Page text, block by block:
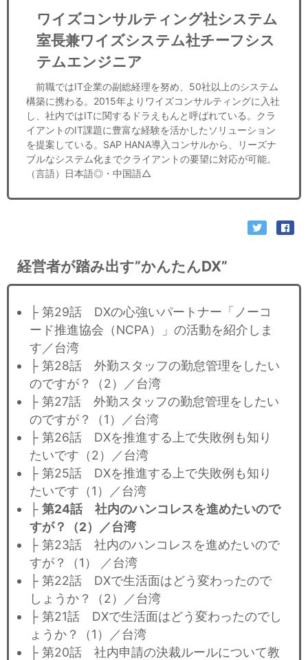
ワイズコンサルティング社システム
室長兼ワイズシステム社チーフシス
テムエンジニア
前職ではIT企業の副総経理を努め、50社以上のシステム
構築に携わる。2015年よりワイズコンサルティングに入社
し、社内ではITに関するドラえもんと呼ばれている。クラ
イアントのIT課題に豊富な経験を活かしたソリューション
を提案している。SAP HANA導入コンサルから、リーズナ
ブルなシステム化までクライアントの要望に対応が可能。
（言語）日本語◎・中国語△
経営者が踏み出す”かんたんDX”
├ 第29話 DXの心強いパートナー「ノーコ
ード推進協会（NCPA）」の活動を紹介しま
す／台湾
├ 第28話 外勤スタッフの勤怠管理をしたい
のですが？（2）／台湾
├ 第27話 外勤スタッフの勤怠管理をしたい
のですが？（1）／台湾
├ 第26話 DXを推進する上で失敗例も知り
たいです（2）／台湾
├ 第25話 DXを推進する上で失敗例も知り
たいです（1）／台湾
├ 第24話 社内のハンコレスを進めたいので
すが？（2）／台湾
├ 第23話 社内のハンコレスを進めたいので
すが？（1） ／台湾
├ 第22話 DXで生活面はどう変わったので
しょうか？（2）／台湾
├ 第21話 DXで生活面はどう変わったのでし
ょうか？（1）／台湾
├ 第20話 社内申請の決裁ルールについて教